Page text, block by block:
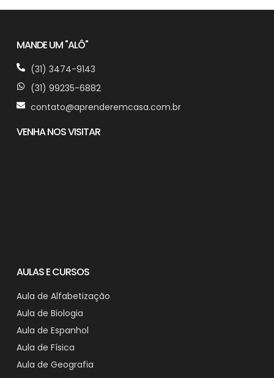
MANDE UM "ALÔ"
(31) 3474-9143
(31) 99235-6882
contato@aprenderemcasa.com.br
VENHA NOS VISITAR
AULAS E CURSOS
Aula de Alfabetização
Aula de Biologia
Aula de Espanhol
Aula de Física
Aula de Geografia